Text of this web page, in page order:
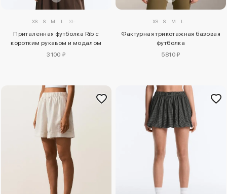
XS S M L XL
Приталенная футболка Rib с
коротким рукавом и модалом
3100 ₽
XS S M L
Фактурная трикотажная базовая
футболка
5810 ₽